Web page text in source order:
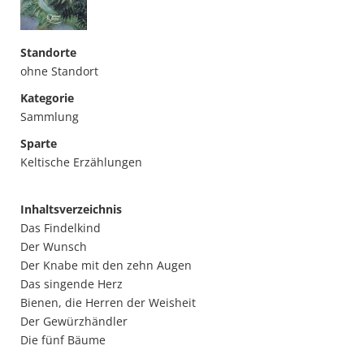
Standorte
ohne Standort
Kategorie
Sammlung
Sparte
Keltische Erzählungen
Inhaltsverzeichnis
Das Findelkind
Der Wunsch
Der Knabe mit den zehn Augen
Das singende Herz
Bienen, die Herren der Weisheit
Der Gewürzhändler
Die fünf Bäume